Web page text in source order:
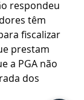
respondeu
têm
fiscalizar
prestam
a PGA não
dos